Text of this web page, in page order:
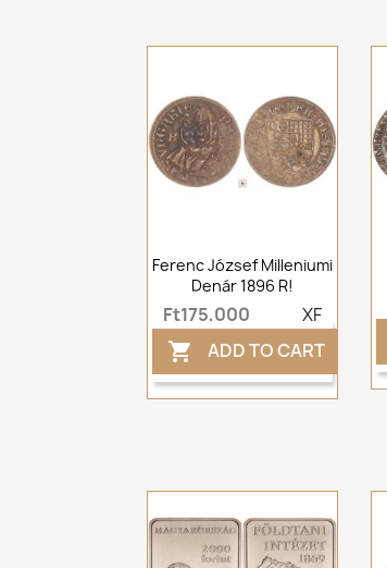
Ferenc József Milleniumi
Denár 1896 R!
Ft175,000 XF
 ADD TO CART